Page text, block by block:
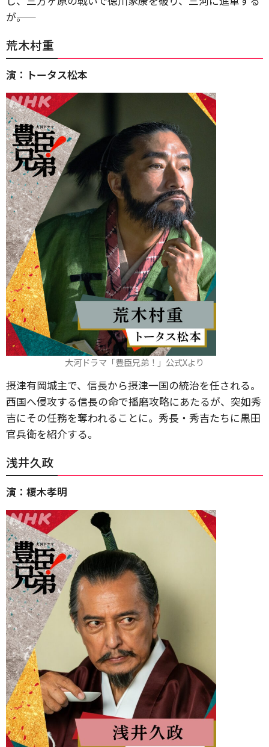
が――。
荒木村重
演：トータス松本
大河ドラマ「豊臣兄弟！」公式Xより
摂津有岡城主で、信長から摂津一国の統治を任される。
西国へ侵攻する信長の命で播磨攻略にあたるが、突如秀
吉にその任務を奪われることに。秀長・秀吉たちに黒田
官兵衛を紹介する。
浅井久政
演：榎木孝明